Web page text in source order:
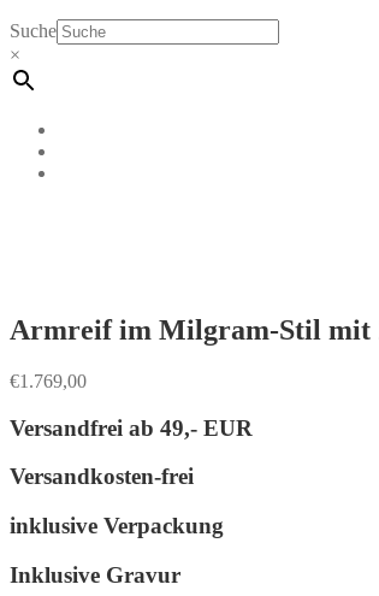
Suche
×
Armreif im Milgram-Stil mit
€1.769,00
Versandfrei ab 49,- EUR
Versandkosten-frei
inklusive Verpackung
Inklusive Gravur